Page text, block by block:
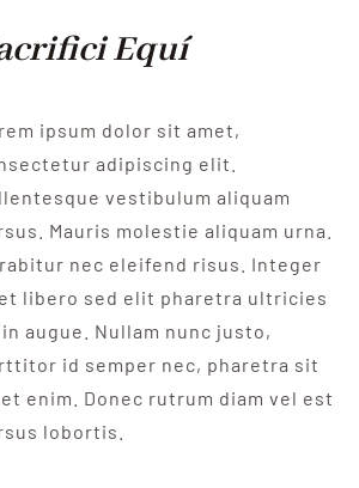
Equí
ipsum dolor sit amet,
adipiscing elit.
vestibulum aliquam
Mauris molestie aliquam urna.
nec eleifend risus. Integer
libero sed elit pharetra ultricies
in augue. Nullam nunc justo,
id semper nec, pharetra sit
enim. Donec rutrum diam vel est
lobortis.